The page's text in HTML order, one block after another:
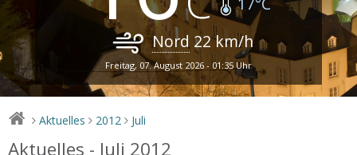
Nord 22km/h
Freitag, 07. August 2026 - 01:35 Uhr
> Aktuelles > 2012 > Juli
Aktuelles - Juli 2012